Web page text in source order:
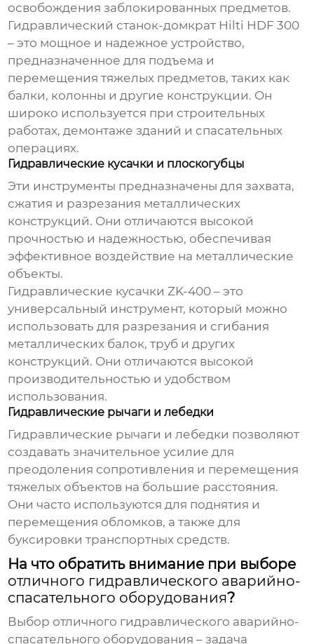
освобождения заблокированных предметов.
Гидравлический станок-домкрат Hilti HDF 300
– это мощное и надежное устройство,
предназначенное для подъема и
перемещения тяжелых предметов, таких как
балки, колонны и другие конструкции. Он
широко используется при строительных
работах, демонтаже зданий и спасательных
операциях.
Гидравлические кусачки и плоскогубцы
Эти инструменты предназначены для захвата,
сжатия и разрезания металлических
конструкций. Они отличаются высокой
прочностью и надежностью, обеспечивая
эффективное воздействие на металлические
объекты.
Гидравлические кусачки ZK-400 – это
универсальный инструмент, который можно
использовать для разрезания и сгибания
металлических балок, труб и других
конструкций. Они отличаются высокой
производительностью и удобством
использования.
Гидравлические рычаги и лебедки
Гидравлические рычаги и лебедки позволяют
создавать значительное усилие для
преодоления сопротивления и перемещения
тяжелых объектов на большие расстояния.
Они часто используются для поднятия и
перемещения обломков, а также для
буксировки транспортных средств.
На что обратить внимание при выборе
отличного гидравлического аварийно-
спасательного оборудования?
Выбор отличного гидравлического аварийно-
спасательного оборудования – задача